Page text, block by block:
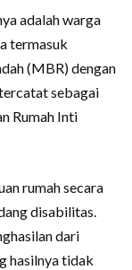
adalah warga
termasuk
(MBR) dengan
sebagai
Rumah Inti
rumah secara
disabilitas.
dari
hasilnya tidak